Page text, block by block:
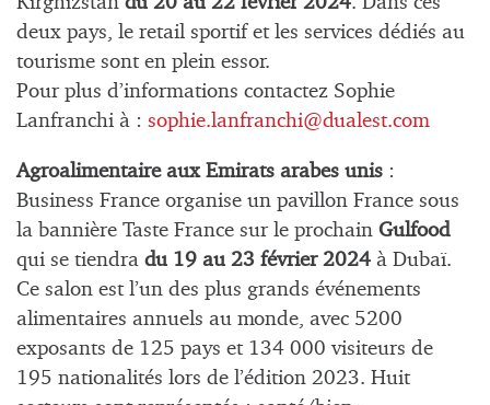
deux pays, le retail sportif et les services dédiés au
tourisme sont en plein essor.
Pour plus d’informations contactez Sophie
Lanfranchi à : sophie.lanfranchi@dualest.com
Agroalimentaire aux Emirats arabes unis :
Business France organise un pavillon France sous
la bannière Taste France sur le prochain Gulfood
qui se tiendra du 19 au 23 février 2024 à Dubaï.
Ce salon est l’un des plus grands événements
alimentaires annuels au monde, avec 5200
exposants de 125 pays et 134 000 visiteurs de
195 nationalités lors de l’édition 2023. Huit